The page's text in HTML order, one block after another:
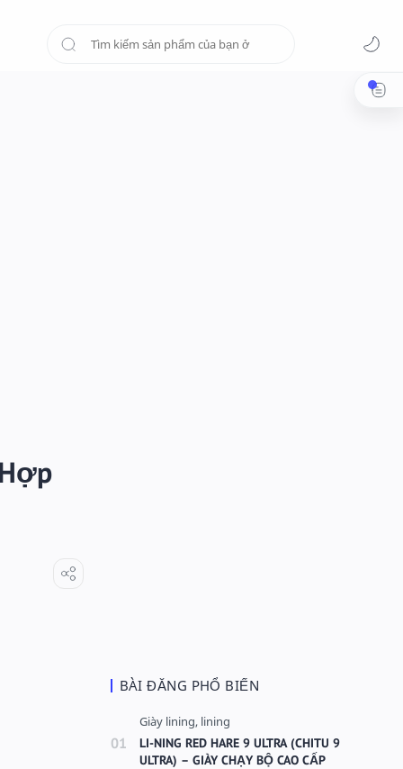
BÀI ĐĂNG PHỔ BIẾN
LI-NING RED HARE 9 ULTRA (CHITU 9
ULTRA) – GIÀY CHẠY BỘ CAO CẤP